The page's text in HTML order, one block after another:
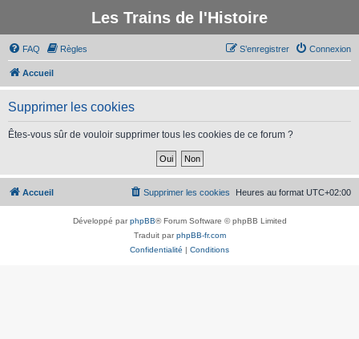
Les Trains de l'Histoire
FAQ Règles Connexion
S’enregistrer
Accueil
Supprimer les cookies
Êtes-vous sûr de vouloir supprimer tous les cookies de ce forum ?
Accueil Heures au format UTC+02:00
Supprimer les cookies
Développé parphpBB® Forum Software © phpBB Limited
Traduit parphpBB-fr.com
Confidentialité | Conditions